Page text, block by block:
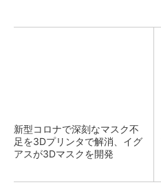
新型コロナで深刻なマスク不
足を3Dプリンタで解消、イグ
アスが3Dマスクを開発